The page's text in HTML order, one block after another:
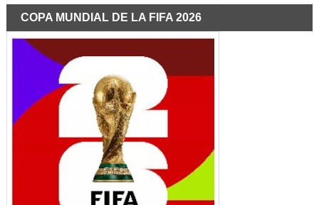
COPA MUNDIAL DE LA FIFA 2026